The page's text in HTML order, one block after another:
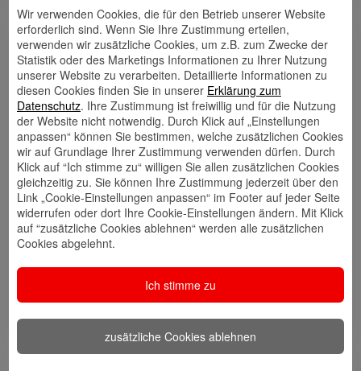
Links
Kontakt
speichern
Walletkarte
hinzufügen
Rückrufwunsch
Website
🎊 Haspa-
Veranstaltungen
🎯 Service-
Center
werben
Kunden
Wir verwenden Cookies, die für den Betrieb unserer Website
erforderlich sind. Wenn Sie Ihre Zustimmung erteilen,
verwenden wir zusätzliche Cookies, um z.B. zum Zwecke der
Statistik oder des Marketings Informationen zu Ihrer Nutzung
unserer Website zu verarbeiten. Detaillierte Informationen zu
diesen Cookies finden Sie in unserer Erklärung zum
Datenschutz. Ihre Zustimmung ist freiwillig und für die Nutzung
der Website nicht notwendig. Durch Klick auf „Einstellungen
anpassen“ können Sie bestimmen, welche zusätzlichen Cookies
wir auf Grundlage Ihrer Zustimmung verwenden dürfen. Durch
Klick auf “Ich stimme zu“ willigen Sie allen zusätzlichen Cookies
gleichzeitig zu. Sie können Ihre Zustimmung jederzeit über den
Link „Cookie-Einstellungen anpassen“ im Footer auf jeder Seite
widerrufen oder dort Ihre Cookie-Einstellungen ändern. Mit Klick
auf “zusätzliche Cookies ablehnen“ werden alle zusätzlichen
Cookies abgelehnt.
Ich stimme zu
zusätzliche Cookies ablehnen